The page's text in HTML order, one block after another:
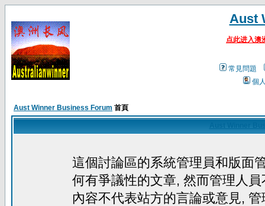
Aust
点此进入澳
常見問題
個
Aust Winner Business Forum 首頁
這個討論區的系統管理員和版面
何有爭議性的文章, 然而管理人
內容不代表站方的言論或意見,